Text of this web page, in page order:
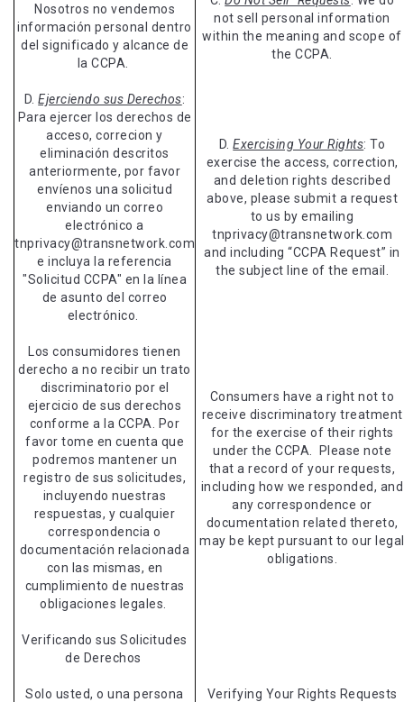
Nosotros no vendemos
información personal dentro
del significado y alcance de
la CCPA.
not sell personal information
within the meaning and scope of
the CCPA.
D.Ejerciendo sus Derechos:
Para ejercer los derechos de
acceso, correcion y
eliminación descritos
anteriormente, por favor
envíenos una solicitud
enviando un correo
electrónico a
tnprivacy@transnetwork.com
e incluya la referencia
"Solicitud CCPA" en la línea
de asunto del correo
electrónico.
D.Exercising Your Rights: To
exercise the access, correction,
and deletion rights described
above, please submit a request
to us by emailing
tnprivacy@transnetwork.com
and including “CCPA Request” in
the subject line of the email.
Los consumidores tienen
derecho a no recibir un trato
discriminatorio por el
ejercicio de sus derechos
conforme a la CCPA. Por
favor tome en cuenta que
podremos mantener un
registro de sus solicitudes,
incluyendo nuestras
respuestas, y cualquier
correspondencia o
documentación relacionada
con las mismas, en
cumplimiento de nuestras
obligaciones legales.
Consumers have a right not to
receive discriminatory treatment
for the exercise of their rights
under the CCPA. Please note
that a record of your requests,
including how we responded, and
any correspondence or
documentation related thereto,
may be kept pursuant to our legal
obligations.
Verificando sus Solicitudes
de Derechos
Solo usted, o una persona
Verifying Your Rights Requests